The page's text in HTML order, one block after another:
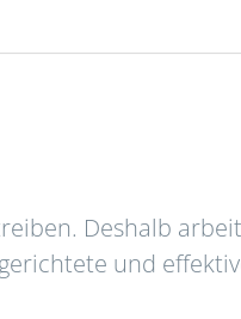
Deshalb
und